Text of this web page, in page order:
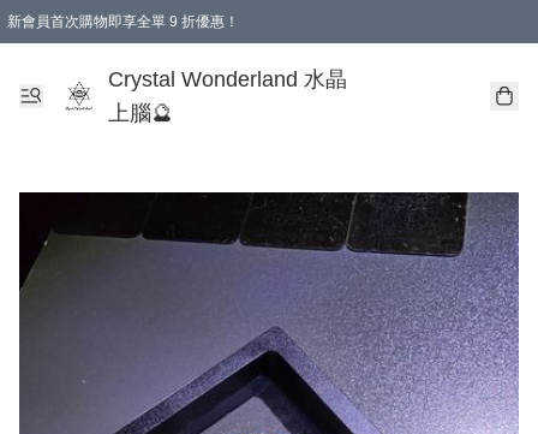
新會員首次購物即享全單 9 折優惠！
Crystal Wonderland 水晶
上腦🔮